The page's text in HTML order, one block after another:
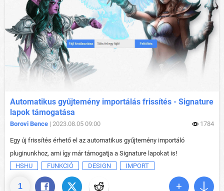
1
Automatikus gyűjtemény importálás frissítés - Signature
lapok támogatása
Borovi Bence | 2023.08.05 09:00 1784
Egy új frissítés érhető el az automatikus gyűjtemény importáló
pluginunkhoz, ami így már támogatja a Signature lapokat is!
HSHU
FUNKCIÓ DESIGN IMPORT